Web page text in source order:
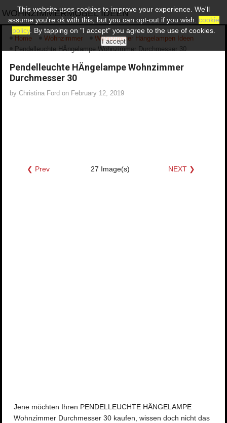
WOHNZIMMERMÖBEL IDEEN
Home Wohnzimmer
Wohnzimmer Hängelampen Ideen
Pendelleuchte HÄngelampe Wohnzimmer Durchmesser 30
Pendelleuchte HÄngelampe Wohnzimmer
Durchmesser 30
byChristina Ford on February 12, 2019
❮ Prev 27 Image(s) NEXT ❯
Jene möchten Ihren PENDELLEUCHTE HÄNGELAMPE
Wohnzimmer Durchmesser 30 kaufen, wissen doch nicht das
This website uses cookies to improve your experience. We'll
assume you're ok with this, but you can opt-out if you wish. cookie
policy. By tapping on "I accept" you agree to the use of cookies.
I accept